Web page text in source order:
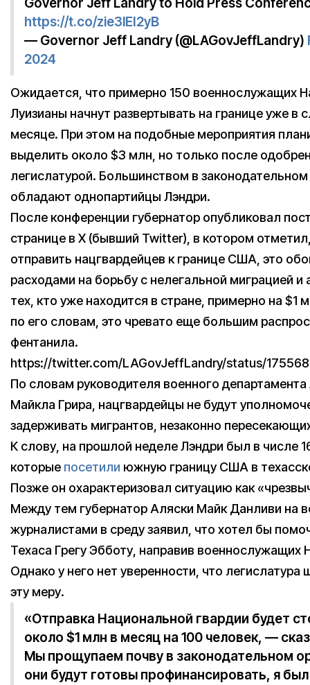
https://t.co/zie3lEI2yB
— Governor Jeff Landry (@LAGovJeffLandry)
2024
Ожидается, что примерно 150 военнослужащих
Луизианы начнут развертывать на границе уже в
месяце. При этом на подобные мероприятия
выделить около $3 млн, но только после
легислатурой. Большинством в законодательном
обладают однопартийцы Лэндри.
После конференции губернатор опубликовал
странице в X (бывший Twitter), в котором
отправить нацгвардейцев к границе США, это
расходами на борьбу с нелегальной миграцией
тех, кто уже находится в стране, примерно на $1
по его словам, это чревато еще большим
фентанила.
https://twitter.com/LAGovJeffLandry/status/
По словам руководителя военного
Майкла Грира, нацгвардейцы не будут
задерживать мигрантов, незаконно
К слову, на прошлой неделе Лэндри был в числе
которые посетили южную границу США в
Позже он охарактеризовал ситуацию как
Между тем губернатор Аляски Майк Данливи на
журналистами в среду заявил, что хотел бы
Техаса Грегу Эбботу, направив военнослужащих
Однако у него нет уверенности, что легислатура
эту меру.
«Отправка Национальной гвардии будет
около $1 млн в месяц на 100 человек, —
Мы прощупаем почву в законодательном
они будут готовы профинансировать, я